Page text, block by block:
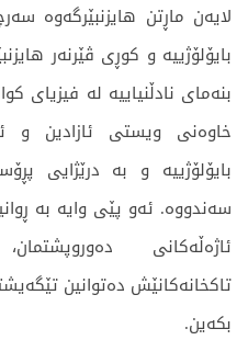
لایەن ماڕتن هایزنبێرگەوە
بایۆلۆژییە و کوڕی ڤێرنەر
بنەمای نادڵنیاییە لە فیزیای
خاوەنی ویستی ئازادین و
بایۆلۆژییە و بە درێژایی
سەندووە. ئەو پێی وایە بە
ئاژەڵەکانی
تاکخانەکانێش دەتوانین
بکەین.